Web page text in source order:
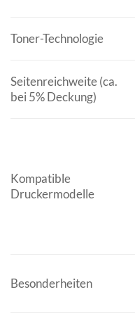
Toner-Technologie
Seitenreichweite (ca.
bei 5% Deckung)
Kompatible
Druckermodelle
Besonderheiten